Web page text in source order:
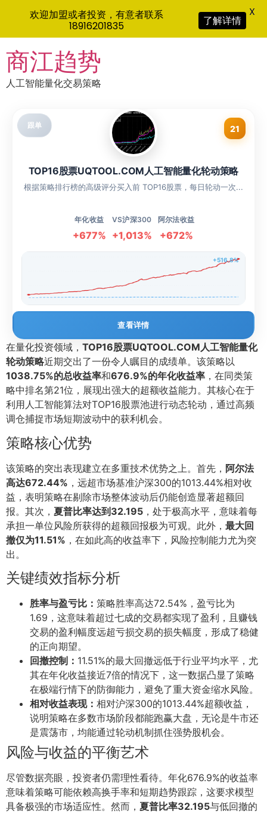
to
content
商江趋势
人工智能量化交易策略
跟单 21
TOP16股票UQTOOL.COM人工智能量化轮动策略
根据策略排行榜的高级评分买入前 TOP16股票，每日轮动一次...
年化收益
+677%
VS沪深300
+1,013%
阿尔法收益
+672%
+516.8%
查看详情
在量化投资领域， TOP16股票UQTOOL.COM人工智能量化
轮动策略近期交出了一份令人瞩目的成绩单。该策略以
1038.75%的总收益率和676.9%的年化收益率 ，在同类策
略中排名第21位，展现出强大的超额收益能力。其核心在于
利用人工智能算法对TOP16股票池进行动态轮动，通过高频
调仓捕捉市场短期波动中的获利机会。
策略核心优势
该策略的突出表现建立在多重技术优势之上。首先， 阿尔法
高达672.44% ，远超市场基准沪深300的1013.44%相对收
益，表明策略在剔除市场整体波动后仍能创造显著超额回
报。其次， 夏普比率达到32.195 ，处于极高水平，意味着每
承担一单位风险所获得的超额回报极为可观。此外， 最大回
撤仅为11.51% ，在如此高的收益率下，风险控制能力尤为突
出。
关键绩效指标分析
胜率与盈亏比： 策略胜率高达72.54%，盈亏比为
1.69，这意味着超过七成的交易都实现了盈利，且赚钱
交易的盈利幅度远超亏损交易的损失幅度，形成了稳健
的正向期望。
回撤控制： 11.51%的最大回撤远低于行业平均水平，尤
其在年化收益接近7倍的情况下，这一数据凸显了策略
在极端行情下的防御能力，避免了重大资金缩水风险。
相对收益表现： 相对沪深300的1013.44%超额收益，
说明策略在多数市场阶段都能跑赢大盘，无论是牛市还
是震荡市，均能通过轮动机制抓住强势股机会。
风险与收益的平衡艺术
尽管数据亮眼，投资者仍需理性看待。年化676.9%的收益率
意味着策略可能依赖高换手率和短期趋势跟踪，这要求模型
具备极强的市场适应性。然而， 夏普比率32.195与低回撤的
欢迎加盟或者投资，有意者联系
18916201835
了解详情
X